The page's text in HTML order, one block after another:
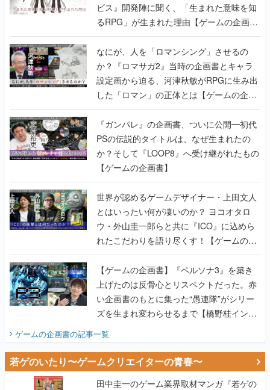
ビス』開発陣に聞く、「生まれた意味を知
るRPG」が生まれた理由【ゲームの企画
書】
なにが、人を「ロマンシング」させるの
か？『ロマサガ2』当時の企画書とキャラ
設定画から迫る、河津秋敏がRPGに生み出
した「ロマン」の正体とは【ゲームの企画
書】
『ガンパレ』の企画書、ついに公開━初代
PSの伝説的タイトルは、なぜ生まれたの
か？そして『LOOP8』へ受け継がれたもの
【ゲームの企画書】
世界が認めるゲームデザイナー・上田文人
とはいったい何が凄いのか？ ヨコオタロ
ウ・外山圭一郎らと共に『ICO』に込めら
れたこだわりを語り尽くす！【ゲームの企
画書】
【ゲームの企画書】『ペルソナ3』を築き
上げたのは反骨心とリスペクトだった。赤
い企画書のもとに集った“愚連隊”がシリー
ズを生まれ変わらせるまで【橋野桂インタ
ビュー】
ゲームの企画書の記事一覧
若ゲのいたり〜ゲームクリエイターの青春〜
田中圭一のゲーム業界取材マンガ『若ゲの